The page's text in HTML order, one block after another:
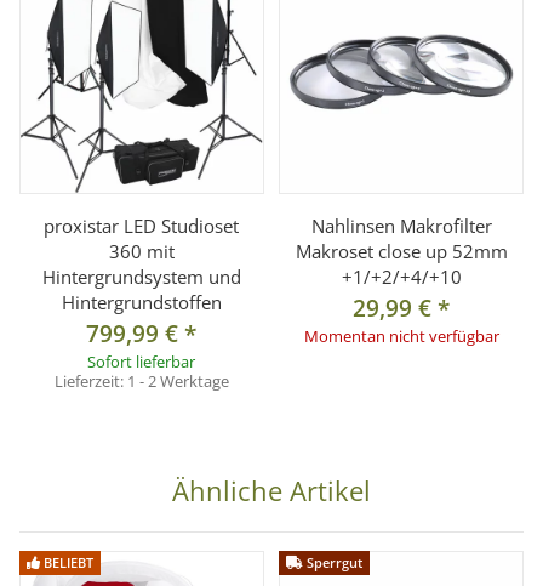
proxistar LED Studioset
360 mit
Hintergrundsystem und
Hintergrundstoffen
799,99 €*
Sofort lieferbar
Lieferzeit: 1 - 2 Werktage
Nahlinsen Makrofilter
Makroset close up 52mm
+1/+2/+4/+10
29,99 €*
Momentan nicht verfügbar
Ähnliche Artikel
BELIEBT Sperrgut